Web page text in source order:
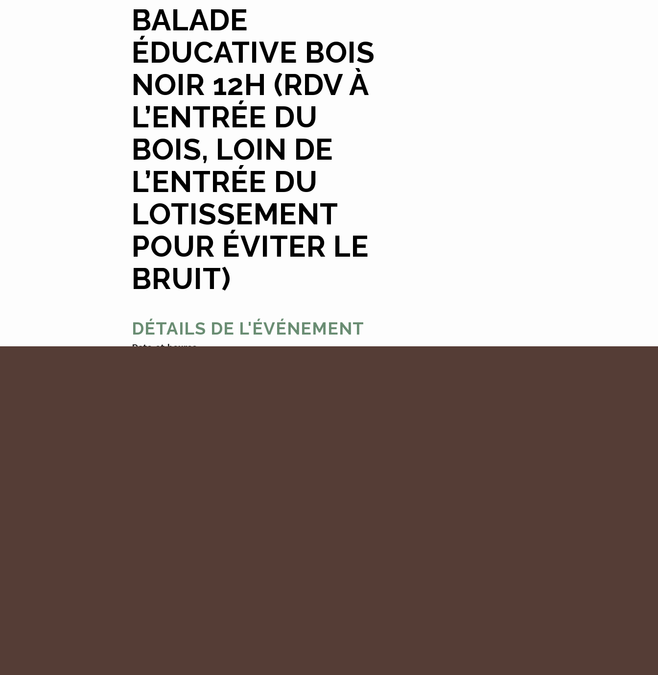
BALADE
ÉDUCATIVE BOIS
NOIR 12H (RDV À
L’ENTRÉE DU
BOIS, LOIN DE
L’ENTRÉE DU
LOTISSEMENT
POUR ÉVITER LE
BRUIT)
DÉTAILS DE L'ÉVÉNEMENT
Date et heures